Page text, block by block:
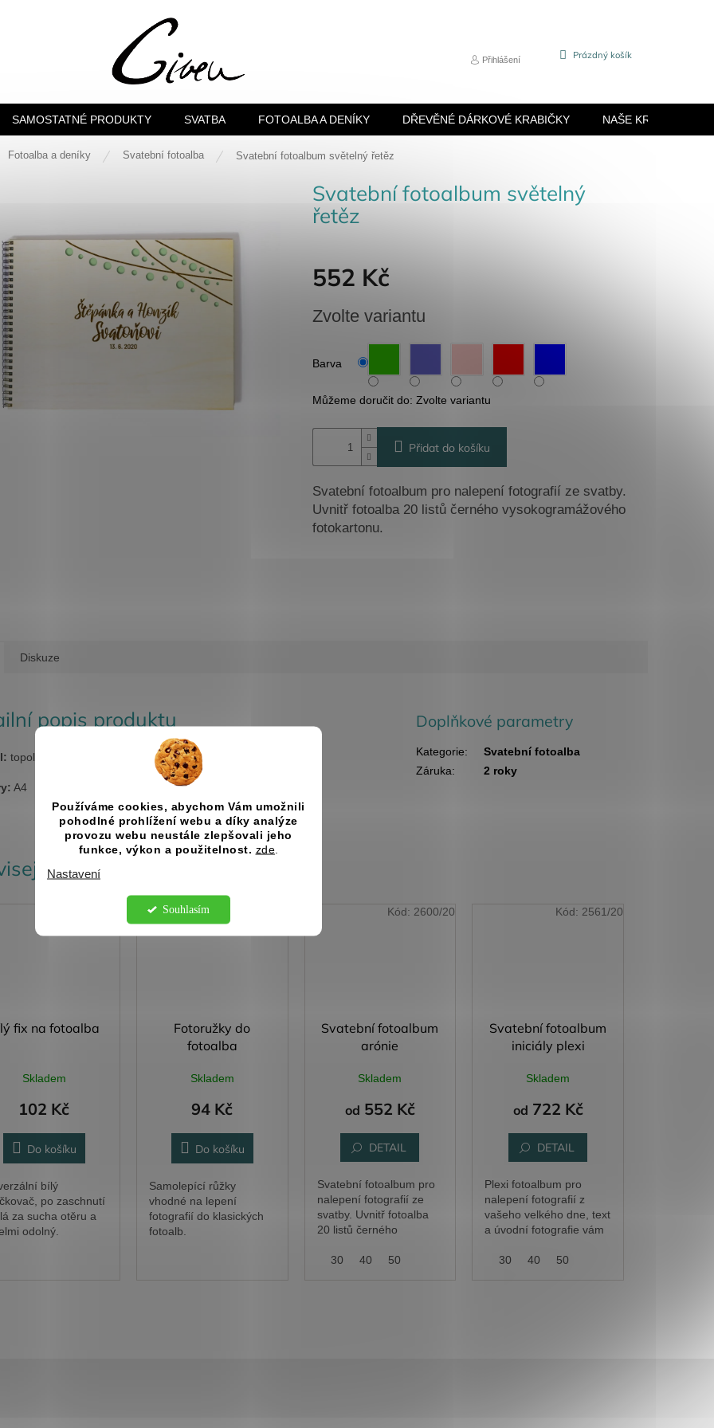
Používáme cookies, abychom Vám umožnili
pohodlné prohlížení webu a díky analýze
provozu webu neustále zlepšovali jeho
funkce, výkon a použitelnost. zde
Nastavení
Souhlasím
Přihlášení
NÁKUPNÍ
Prázdný košík
SAMOSTATNÉ PRODUKTY SVATBA FOTOALBA A DENÍKY DŘEVĚNÉ DÁRKOVÉ KRABIČKY NAŠE KRABIČKY
Fotoalba a deníky Svatební fotoalba Svatební fotoalbum světelný řetěz
Svatební fotoalbum světelný
řetěz
552 Kč
cena:
Zvolte variantu
Barva
Můžeme doručit do: Zvolte variantu
Přidat do košíku
Svatební fotoalbum pro nalepení fotografií ze svatby.
Uvnitř fotoalba 20 listů černého vysokogramážového
fotokartonu.
produkty
fix na fotoalba
Skladem
102 Kč
Do košíku
bílý
po zaschnutí
za sucha otěru a
odolný.
Fotoružky do
fotoalba
Skladem
94 Kč
Do košíku
Samolepící růžky
vhodné na lepení
fotografií do klasických
fotoalb.
Svatební fotoalbum
arónie
Skladem
od 552 Kč
DETAIL
Svatební fotoalbum pro
nalepení fotografií ze
svatby. Uvnitř fotoalba
20 listů černého
fotokartonu.
30 40 50
Kód: 2600/20
Svatební fotoalbum
iniciály plexi
Skladem
od 722 Kč
DETAIL
Plexi fotoalbum pro
nalepení fotografií z
vašeho velkého dne, text
a úvodní fotografie vám
Uvnitř fotoalba je 20 listů
30 40 50
Kód: 2561/20
Diskuze
popis produktu
topol, uvnitř 20 listů fotokartonu v černé barvě, kovová vazba
A4
Doplňkové parametry
Kategorie:
Svatební fotoalba
Záruka: 2 roky